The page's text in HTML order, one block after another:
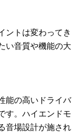
ントは変わってき
い音質や機能の大
能の高いドライバ
す。ハイエンドモ
音場設計が施され